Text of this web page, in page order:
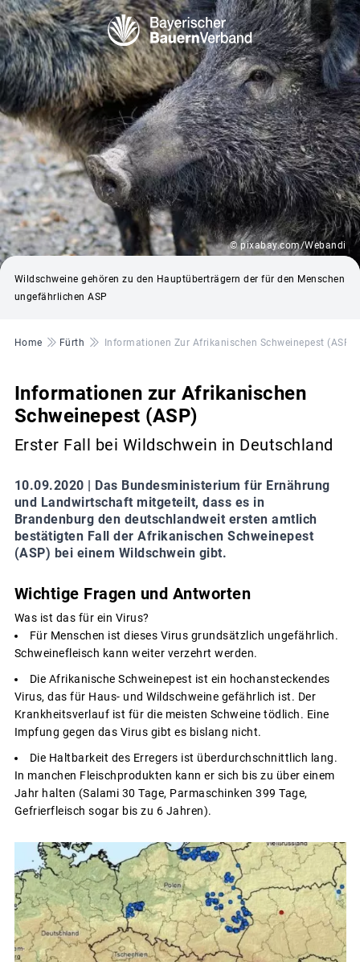
© pixabay.com/Webandi
Wildschweine gehören zu den Hauptüberträgern der für den Menschen
ungefährlichen ASP
Pfadnavigation
Home Fürth Informationen Zur Afrikanischen Schweinepest (ASP)
Informationen zur Afrikanischen
Schweinepest (ASP)
Erster Fall bei Wildschwein in Deutschland
10.09.2020 |
Das Bundesministerium für Ernährung
und Landwirtschaft mitgeteilt, dass es in
Brandenburg den deutschlandweit ersten amtlich
bestätigten Fall der Afrikanischen Schweinepest
(ASP) bei einem Wildschwein gibt.
Wichtige Fragen und Antworten
Was ist das für ein Virus?
Für Menschen ist dieses Virus grundsätzlich ungefährlich.
Schweinefleisch kann weiter verzehrt werden.
Die Afrikanische Schweinepest ist ein hochansteckendes
Virus, das für Haus- und Wildschweine gefährlich ist. Der
Krankheitsverlauf ist für die meisten Schweine tödlich. Eine
Impfung gegen das Virus gibt es bislang nicht.
Die Haltbarkeit des Erregers ist überdurchschnittlich lang.
In manchen Fleischprodukten kann er sich bis zu über einem
Jahr halten (Salami 30 Tage, Parmaschinken 399 Tage,
Gefrierfleisch sogar bis zu 6 Jahren).